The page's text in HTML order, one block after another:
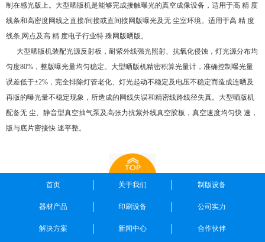
制在感光版上。大型晒版机是能够完成接触曝光的真空成像设备，适用于高 精 度
线条和高密度网线之直接/间接或直间接网版曝光及无 尘室环境。适用于高 精 度
线条,网点及高 精 度电子行业特 殊网版晒版。
大型晒版机装配光源反射板，耐紫外线强光照射、抗氧化侵蚀，灯光源分布均
匀度80%，整版曝光量均匀稳定。大型晒版机精密积算光量计，准确控制曝光量
误差低于±2%，完全排除灯管老化、灯光起动不稳定及电压不稳定而造成连晒及
再版的曝光量不稳定现象，所造成的网线失误和精密线路线径失真。大型晒版机
配备无 尘、静音型真空抽气泵及高张力抗紫外线真空胶板，真空速度均匀快 速，
版与底片密接快 速平整。
首页 关于我们 制版设备
器材产品 印刷设备 公司实力
解决方案 新闻中心 合作伙伴